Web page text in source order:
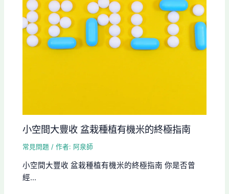
小空間大豐收 盆栽種植有機米的終極指南
常見問題 / 作者: 阿泉師
小空間大豐收 盆栽種植有機米的終極指南 你是否曾
經...